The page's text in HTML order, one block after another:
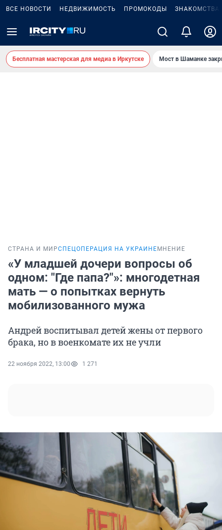
ВСЕ НОВОСТИ НЕДВИЖИМОСТЬ ПРОМОКОДЫ ЗНАКОМСТВА
Бесплатная мастерская для медиа в Иркутске Мост в Шаманке
СТРАНА И МИРСПЕЦОПЕРАЦИЯ НА УКРАИНЕ МНЕНИЕ
«У младшей дочери вопросы об
одном: "Где папа?"»: многодетная
мать — о попытках вернуть
мобилизованного мужа
Андрей воспитывал детей жены от первого
брака, но в военкомате их не учли
22 ноября 2022, 13:00 1 271